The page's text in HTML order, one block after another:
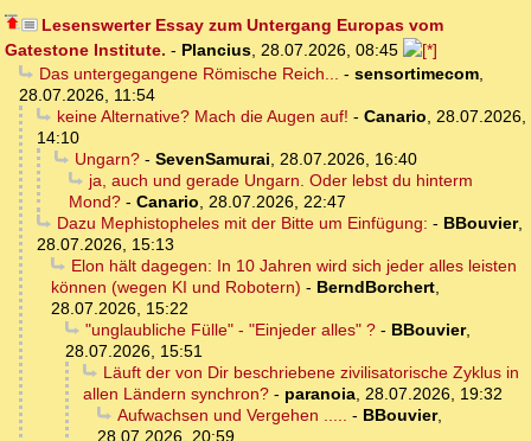
Lesenswerter Essay zum Untergang Europas vom
Gatestone Institute. - Plancius, 28.07.2026, 08:45
Das untergegangene Römische Reich... - sensortimecom,
28.07.2026, 11:54
keine Alternative? Mach die Augen auf! - Canario, 28.07.2026,
14:10
Ungarn?- SevenSamurai, 28.07.2026, 16:40
ja, auch und gerade Ungarn. Oder lebst du hinterm
Mond? - Canario, 28.07.2026, 22:47
Dazu Mephistopheles mit der Bitte um Einfügung: - BBouvier,
28.07.2026, 15:13
Elon hält dagegen: In 10 Jahren wird sich jeder alles leisten
können (wegen KI und Robotern) - BerndBorchert,
28.07.2026, 15:22
"unglaubliche Fülle" - "Einjeder alles" ?- BBouvier,
28.07.2026, 15:51
Läuft der von Dir beschriebene zivilisatorische Zyklus in
allen Ländern synchron? - paranoia, 28.07.2026, 19:32
Aufwachsen und Vergehen ..... - BBouvier,
28.07.2026, 20:59